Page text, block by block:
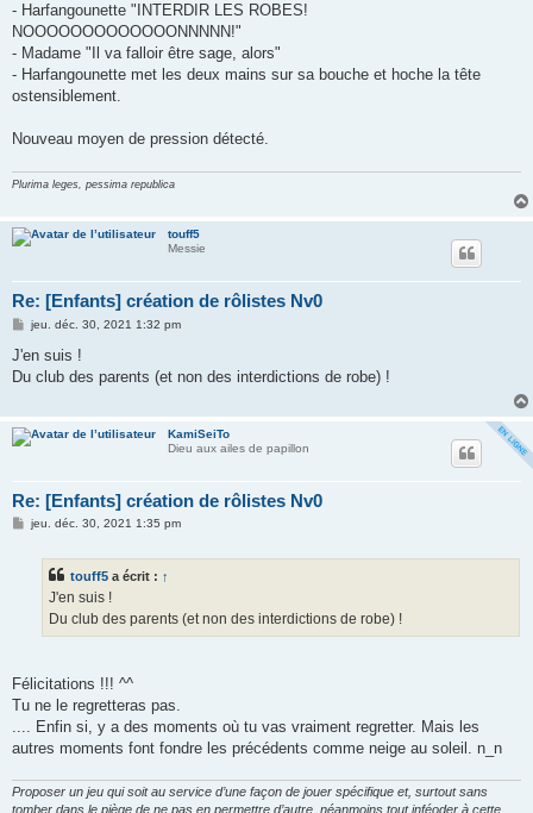
- Harfangounette "INTERDIR LES ROBES!
NOOOOOOOOOOOOONNNNN!"
- Madame "Il va falloir être sage, alors"
- Harfangounette met les deux mains sur sa bouche et hoche la tête
ostensiblement.
Nouveau moyen de pression détecté.
Plurima leges, pessima republica
touff5
Messie
Re: [Enfants] création de rôlistes Nv0
M
s
a
jeu. déc. 30, 2021 1:32 pm
J'en suis !
Du club des parents (et non des interdictions de robe) !
KamiSeiTo
Dieu aux ailes de papillon
Re: [Enfants] création de rôlistes Nv0
Mjeu. déc. 30, 2021 1:35 pm
touff5 a écrit : ↑
J'en suis !
Du club des parents (et non des interdictions de robe) !
Félicitations !!! ^^
Tu ne le regretteras pas.
.... Enfin si, y a des moments où tu vas vraiment regretter. Mais les
autres moments font fondre les précédents comme neige au soleil. n_n
Proposer un jeu qui soit au service d’une façon de jouer spécifique et, surtout sans
tomber dans le piège de ne pas en permettre d’autre, néanmoins tout inféoder à cette